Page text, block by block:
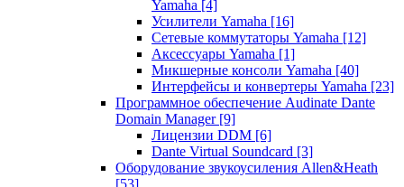
Yamaha [4]
Усилители Yamaha [16]
Сетевые коммутаторы Yamaha [12]
Аксессуары Yamaha [1]
Микшерные консоли Yamaha [40]
Интерфейсы и конвертеры Yamaha [23]
Программное обеспечение Audinate Dante
Domain Manager [9]
Лицензии DDM [6]
Dante Virtual Soundcard [3]
Оборудование звукоусиления Allen&Heath
[53]